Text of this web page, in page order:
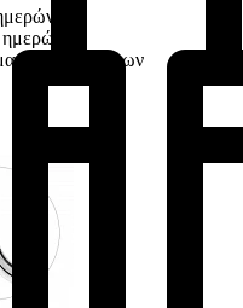
προϊόντων